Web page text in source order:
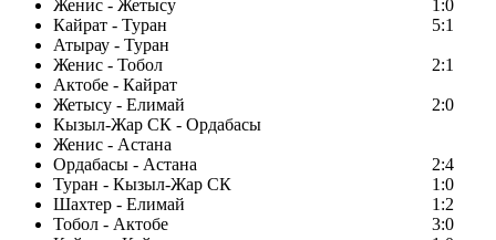
Женис - Жетысу
1:0
Кайрат - Туран
5:1
Атырау - Туран
Женис - Тобол
2:1
Актобе - Кайрат
Жетысу - Елимай
2:0
Кызыл-Жар СК - Ордабасы
Женис - Астана
Ордабасы - Астана
2:4
Туран - Кызыл-Жар СК
1:0
Шахтер - Елимай
1:2
Тобол - Актобе
3:0